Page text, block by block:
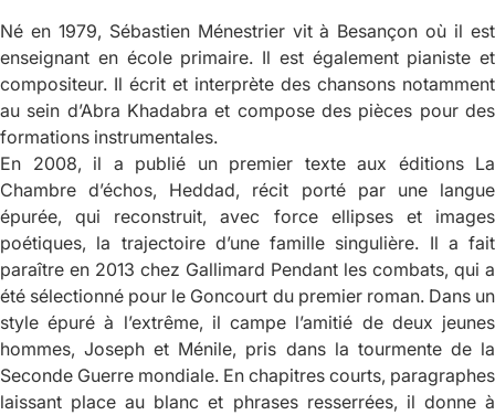
Né en 1979, Sébastien Ménestrier vit à Besançon où il est
enseignant en école primaire. Il est également pianiste et
compositeur. Il écrit et interprète des chansons notamment
au sein d’Abra Khadabra et compose des pièces pour des
formations instrumentales.
En 2008, il a publié un premier texte aux éditions La
Chambre d’échos, Heddad, récit porté par une langue
épurée, qui reconstruit, avec force ellipses et images
poétiques, la trajectoire d’une famille singulière. Il a fait
paraître en 2013 chez Gallimard Pendant les combats, qui a
été sélectionné pour le Goncourt du premier roman. Dans un
style épuré à l’extrême, il campe l’amitié de deux jeunes
hommes, Joseph et Ménile, pris dans la tourmente de la
Seconde Guerre mondiale. En chapitres courts, paragraphes
laissant place au blanc et phrases resserrées, il donne à